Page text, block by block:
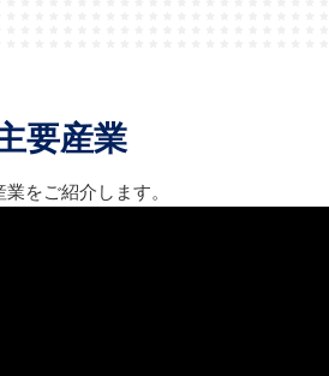
要産業
をご紹介します。